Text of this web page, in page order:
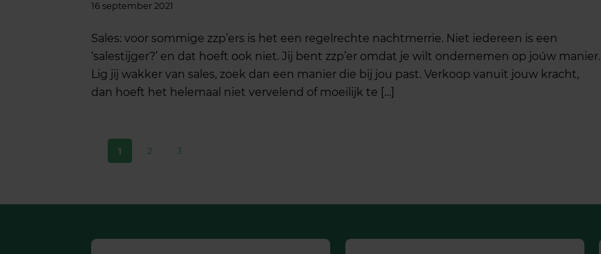
16 september 2021
Sales: voor sommige zzp’ers is het een regelrechte nachtmerrie. Niet iedereen is een
‘salestijger?’ en dat hoeft ook niet. Jij bent zzp’er omdat je wilt ondernemen op joúw manier.
Lig jij wakker van sales, zoek dan een manier die bij jou past. Verkoop vanuit jouw kracht,
dan hoeft het helemaal niet vervelend of moeilijk te […]
1 2 3